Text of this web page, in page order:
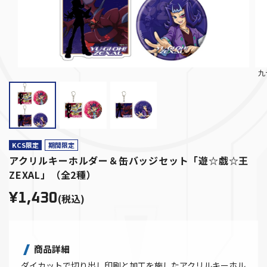
九
KCS限定 期間限定
アクリルキーホルダー＆缶バッジセット「遊☆戯☆王
ZEXAL」（全2種）
¥1,430(税込)
商品詳細